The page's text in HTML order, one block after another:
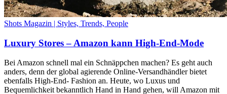
Shots Magazin | Styles, Trends, People
Luxury Stores – Amazon kann High-End-Mode
Bei Amazon schnell mal ein Schnäppchen machen? Es geht auch
anders, denn der global agierende Online-Versandhändler bietet
ebenfalls High-End- Fashion an. Heute, wo Luxus und
Bequemlichkeit bekanntlich Hand in Hand gehen, will Amazon mit